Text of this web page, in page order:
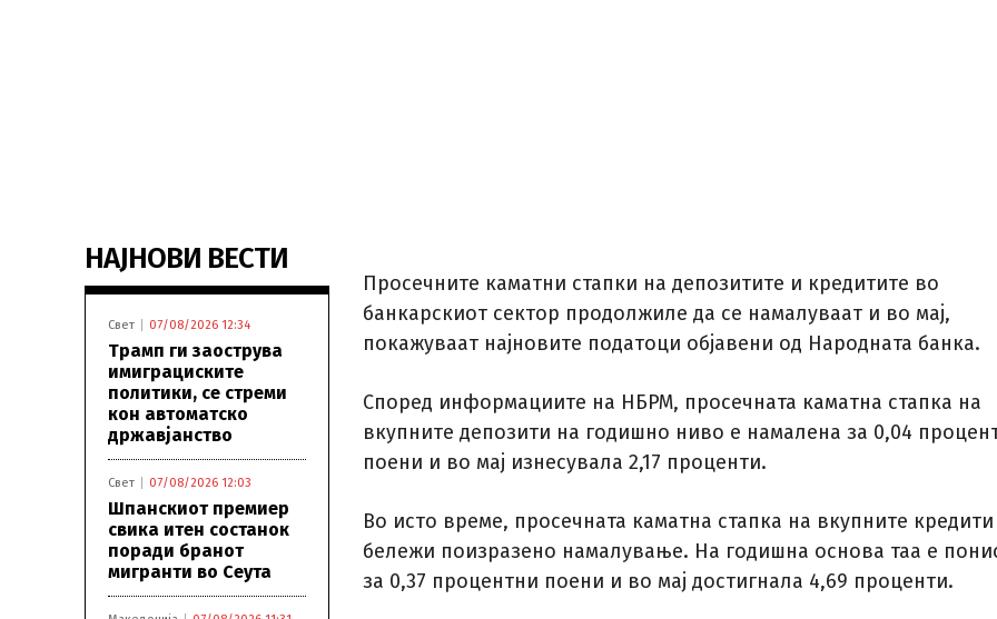
НАЈНОВИ ВЕСТИ
Свет 07/08/2026 12:34
Трамп ги заострува
имиграциските
политики, се стреми
кон автоматско
државјанство
Свет 07/08/2026 12:03
Шпанскиот премиер
свика итен состанок
поради бранот
мигранти во Сеута
Просечните каматни стапки на депозитите и кредитите во
банкарскиот сектор продолжиле да се намалуваат и во мај,
покажуваат најновите податоци објавени од Народната банка.
Според информациите на НБРМ, просечната каматна стапка на
вкупните депозити на годишно ниво е намалена за 0,04
поени и во мај изнесувала 2,17 проценти.
Во исто време, просечната каматна стапка на вкупните кредити
бележи поизразено намалување. На годишна основа таа е
за 0,37 процентни поени и во мај достигнала 4,69 проценти.